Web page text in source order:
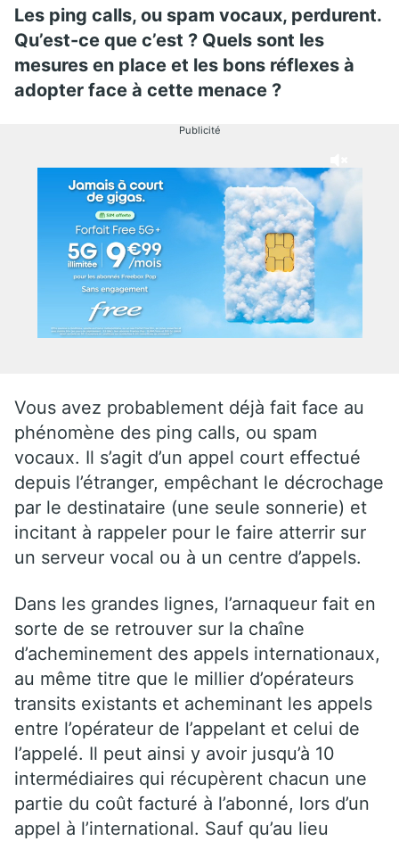
Les ping calls, ou spam vocaux, perdurent.
Qu’est-ce que c’est ? Quels sont les
mesures en place et les bons réflexes à
adopter face à cette menace ?
Publicité
Vous avez probablement déjà fait face au
phénomène des ping calls, ou spam
vocaux. Il s’agit d’un appel court effectué
depuis l’étranger, empêchant le décrochage
par le destinataire (une seule sonnerie) et
incitant à rappeler pour le faire atterrir sur
un serveur vocal ou à un centre d’appels.
Dans les grandes lignes, l’arnaqueur fait en
sorte de se retrouver sur la chaîne
d’acheminement des appels internationaux,
au même titre que le millier d’opérateurs
transits existants et acheminant les appels
entre l’opérateur de l’appelant et celui de
l’appelé. Il peut ainsi y avoir jusqu’à 10
intermédiaires qui récupèrent chacun une
partie du coût facturé à l’abonné, lors d’un
appel à l’international. Sauf qu’au lieu